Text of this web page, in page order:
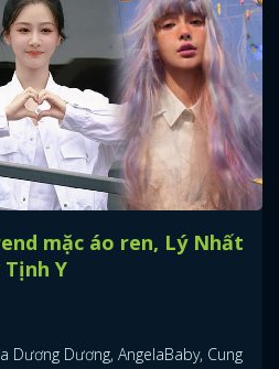
mặc áo ren, Lý Nhất
Y
Dương Dương, AngelaBaby, Cung